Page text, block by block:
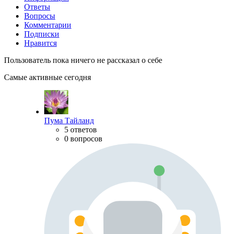
Ответы
Вопросы
Комментарии
Подписки
Нравится
Пользователь пока ничего не рассказал о себе
Самые активные сегодня
Пума Тайланд
5 ответов
0 вопросов